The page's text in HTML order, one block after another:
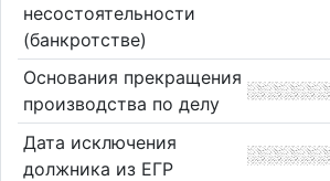
несостоятельности
(банкротстве)
Основания прекращения
производства по делу
Дата исключения
должника из ЕГР